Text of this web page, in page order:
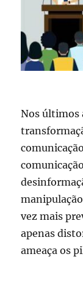
Nos últimos
vez mais
apenas
ameaça os